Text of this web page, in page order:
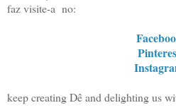
faz visite-a no:
keep creating Dê and delighting us